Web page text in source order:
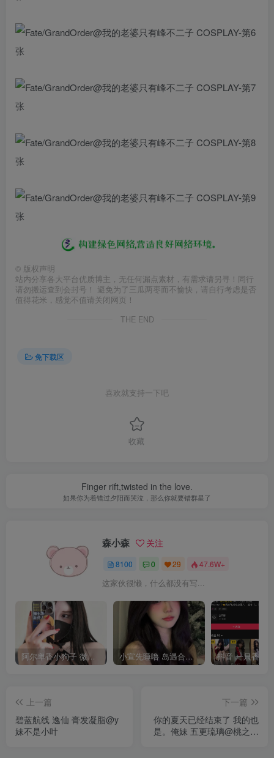
© 版权声明
站内分享各大平台优质博主，无任何漏点素材，有需求请另寻！同行
请勿搬运查到会封号！ 避免为了三瓜两枣而不愉快，请自行考虑是否
值得花米，感觉不值请关闭网页！
THE END
免下载区
喜欢就支持一下吧
收藏
Finger rift,twisted in the love.
如果你为着错过夕阳而哭泣，那么你就要错群星了
森小森 关注
8100 0 29 47.6W+
这家伙很懒，什么都没有写...
阿尔卑香小狗子 微密圈合集[40套][持续更新2023.12.14] 小宣先睡噜 岛遇合集[持续更新2025.08.27]
上一篇
碧蓝航线 逸仙 膏发凝脂@y
妹不是小叶
下一篇
你的夏天已经结束了 我的也
是。俺妹 五更琉璃@桃之啾